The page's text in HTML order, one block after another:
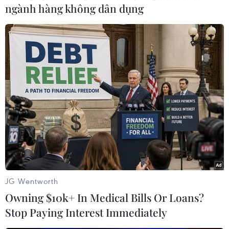
#Campuchia #Norodom Sihamoni
#CNRP
#Biểu tình
Campuchia
Theo dõi VietnamPlus
TIN CÙNG CHUYÊN MỤC
ngành hàng không dân dụng
JG Wentworth
Owning $10k+ In Medical Bills Or Loans?
Stop Paying Interest Immediately